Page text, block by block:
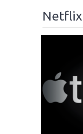
Netflix